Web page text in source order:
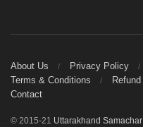
About Us Privacy Policy
Terms & Conditions
Contact
© 2015-21 Uttarakhand Samachar